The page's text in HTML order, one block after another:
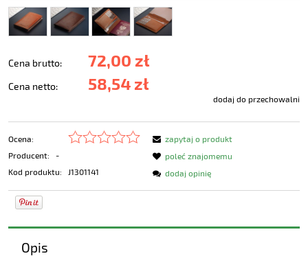
Cena brutto: 72,00 zł
Cena netto: 58,54 zł
dodaj do przechowalni
Ocena:
Producent:
-
Kod produktu:
J1301141
zapytaj o produkt
poleć znajomemu
dodaj opinię
Opis